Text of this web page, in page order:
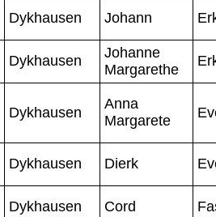
Dykhausen Johann
Dykhausen
Johanne
Margarethe
Dykhausen
Anna
Margarete
Dykhausen Dierk
Dykhausen Cord